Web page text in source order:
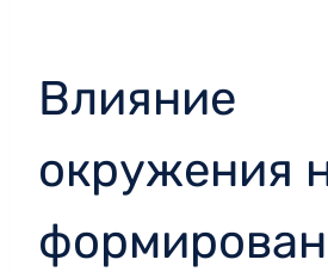
Влияние
окружения